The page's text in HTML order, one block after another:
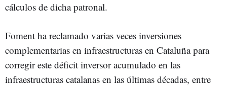
cálculos de dicha patronal.
Foment ha reclamado varias veces inversiones
complementarias en infraestructuras en Cataluña para
corregir este déficit inversor acumulado en las
infraestructuras catalanas en las últimas décadas, entre